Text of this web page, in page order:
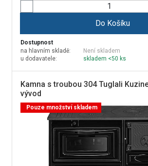
Do Košíku
Dostupnost
na hlavním skladě:
Není skladem
u dodavatele:
skladem <50 ks
Kamna s troubou 304 Tuglali
vývod
Pouze množství skladem